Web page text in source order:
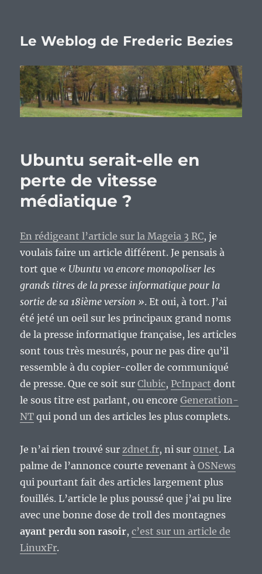
Le Weblog de Frederic Bezies
Ubuntu serait-elle en
perte de vitesse
médiatique ?
En rédigeant l’article sur la Mageia 3 RC, je
voulais faire un article différent. Je pensais à
tort que « Ubuntu va encore monopoliser les
grands titres de la presse informatique pour la
sortie de sa 18ième version ». Et oui, à tort. J’ai
été jeté un oeil sur les principaux grand noms
de la presse informatique française, les articles
sont tous très mesurés, pour ne pas dire qu’il
ressemble à du copier-coller de communiqué
de presse. Que ce soit surClubic, PcInpact dont
le sous titre est parlant, ou encoreGeneration-
NT qui pond un des articles les plus complets.
Je n’ai rien trouvé surzdnet.fr, ni sur 01net. La
palme de l’annonce courte revenant àOSNews
qui pourtant fait des articles largement plus
fouillés. L’article le plus poussé que j’ai pu lire
avec une bonne dose de troll des montagnes
ayant perdu son rasoir,c’est sur un article de
LinuxFr.